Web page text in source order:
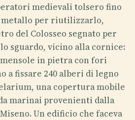
medievali tolsero fino
metallo per riutilizzarlo,
del Colosseo segnato per
sguardo, vicino alla cornice:
in pietra con fori
a fissare 240 alberi di legno
una copertura mobile
marinai provenienti dalla
Un edificio che faceva